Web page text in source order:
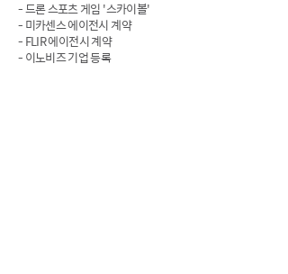
- 드론 스포츠 게임 '스카이볼'
- 미카센스 에이전시 계약
- FLIR 에이전시 계약
- 이노비즈 기업 등록